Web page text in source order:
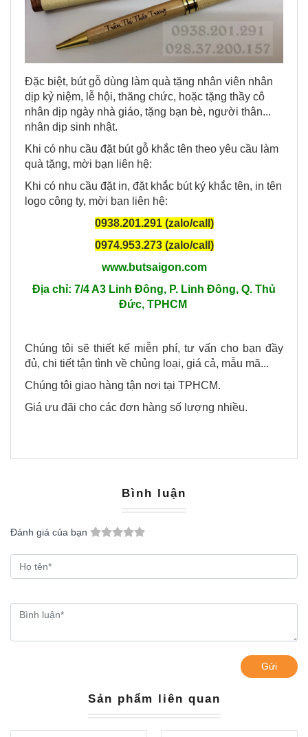
Đặc biệt, bút gỗ dùng làm quà tặng nhân viên nhân
dịp kỷ niệm, lễ hội, thăng chức, hoặc tặng thầy cô
nhân dịp ngày nhà giáo, tặng bạn bè, người thân...
nhân dịp sinh nhật.
Khi có nhu cầu đặt bút gỗ khắc tên theo yêu cầu làm
quà tặng, mời bạn liên hệ:
Khi có nhu cầu đặt in, đặt khắc bút ký khắc tên, in tên
logo công ty, mời bạn liên hệ:
0938.201.291 (zalo/call)
0974.953.273 (zalo/call)
www.butsaigon.com
Địa chỉ: 7/4 A3 Linh Đông, P. Linh Đông, Q. Thủ
Đức, TPHCM
Chúng tôi sẽ thiết kế miễn phí, tư vấn cho bạn đầy
đủ, chi tiết tận tình về chủng loại, giá cả, mẫu mã...
Chúng tôi giao hàng tận nơi tại TPHCM.
Giá ưu đãi cho các đơn hàng số lượng nhiều.
Bình luận
Đánh giá của bạn
Gửi
Sản phẩm liên quan